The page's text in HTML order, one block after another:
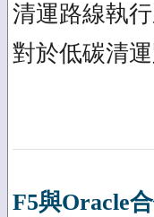
清運路線執
對於低碳清
F5與Oracle